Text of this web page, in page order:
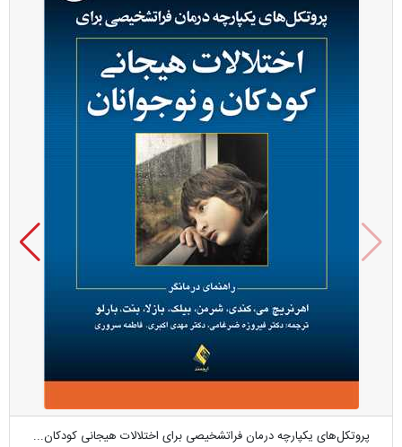
پروتکل‌های یکپارچه درمان فراتشخیصی برای اختلالات هیجانی کودکان...